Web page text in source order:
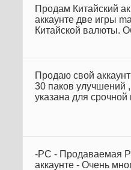
Продам Китайский
аккаунте две игры
Китайской валюты.
Продаю свой
30 паков улучшений
указана для
-PC - Продаваемая
аккаунте - Очень